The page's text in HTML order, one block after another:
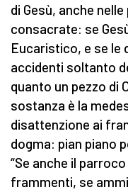
di Gesù, anche
consacrate: se
Eucaristico, e se le
accidenti soltanto
quanto un pezzo di
sostanza è la
disattenzione ai
dogma: pian piano
“Se anche il
frammenti, se